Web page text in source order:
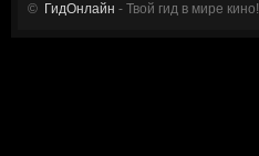
© ГидОнлайн - Твой гид в мире кино!